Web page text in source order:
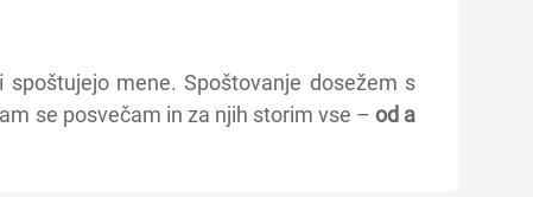
mene. Spoštovanje dosežem s
se posvečam in za njih storim vse – od a